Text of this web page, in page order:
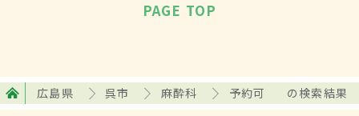
PAGE TOP
広島県 呉市 麻酔科 予約可 の検索結果